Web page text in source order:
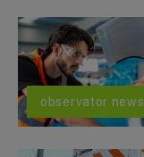
observator news